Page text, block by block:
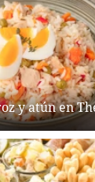
y atún en